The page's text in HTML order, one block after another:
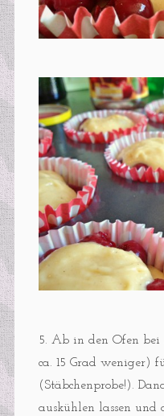
5. Ab in den Ofen
ca. 15 Grad weniger)
(Stäbchenprobe!).
auskühlen lassen und